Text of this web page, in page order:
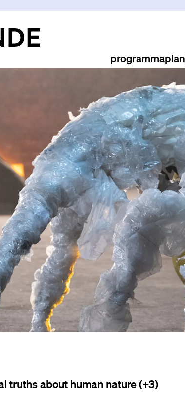
programma
truths about human nature (+3)